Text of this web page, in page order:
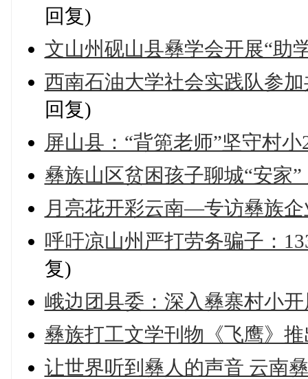
回复)
文山州砚山县彝学会开展“助
西南石油大学社会实践队参
回复)
屏山县：“背篼老师”坚守村
彝族山区贫困孩子聊城“安家
月亮花开彩云南—专访彝族
呼吁凉山州严打劳务骗子：
复)
峨边团县委：深入彝寨村小开
彝族打工文学刊物《飞鹰》
让世界听到彝人的声音 云南